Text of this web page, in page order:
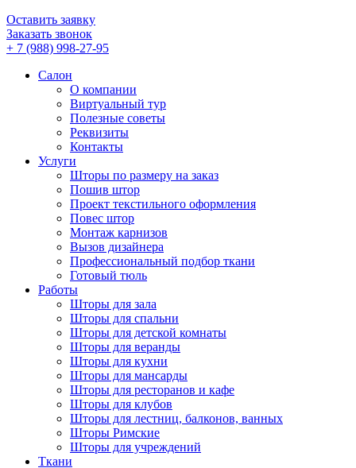
Оставить заявку
Заказать звонок
+ 7 (988) 998-27-95
Салон
О компании
Виртуальный тур
Полезные советы
Реквизиты
Контакты
Услуги
Шторы по размеру на заказ
Пошив штор
Проект текстильного оформления
Повес штор
Монтаж карнизов
Вызов дизайнера
Профессиональный подбор ткани
Готовый тюль
Работы
Шторы для зала
Шторы для спальни
Шторы для детской комнаты
Шторы для веранды
Шторы для кухни
Шторы для мансарды
Шторы для ресторанов и кафе
Шторы для клубов
Шторы для лестниц, балконов, ванных
Шторы Римские
Шторы для учреждений
Ткани